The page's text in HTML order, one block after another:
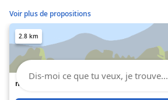
Voir plus de propositions
2.8 km
n°6 La Crèche
Dis-moi ce que tu veux, je trouve...